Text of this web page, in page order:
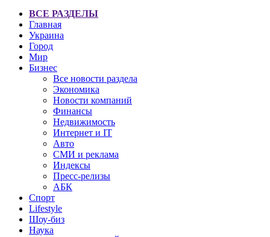
ВСЕ РАЗДЕЛЫ
Главная
Украина
Город
Мир
Бизнес
Все новости раздела
Экономика
Новости компаний
Финансы
Недвижимость
Интернет и IT
Авто
СМИ и реклама
Индексы
Пресс-релизы
АБК
Спорт
Lifestyle
Шоу-биз
Наука